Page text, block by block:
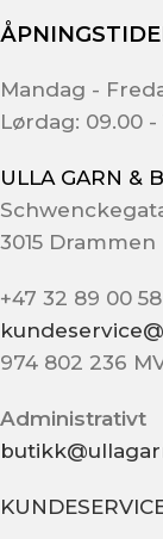
Mandag -
Lørdag: 09.00 -
ULLA GARN &
3015 Drammen
+47 32 89 00 58
974 802 236
Administrativt